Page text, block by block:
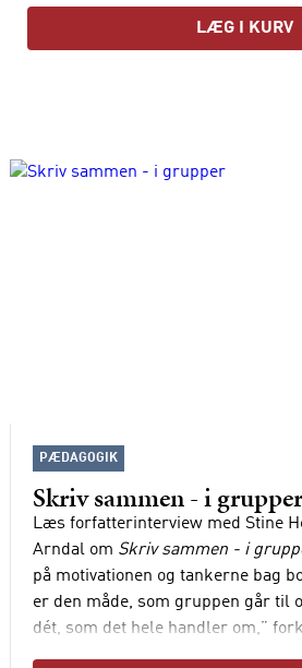
LÆG I KURV
PÆDAGOGIK
Skriv sammen - i grupper
Læs forfatterinterview med Stine
Arndal om Skriv sammen - i
på motivationen og tankerne bag
er den måde, som gruppen går til
dét, som det hele handler om,”